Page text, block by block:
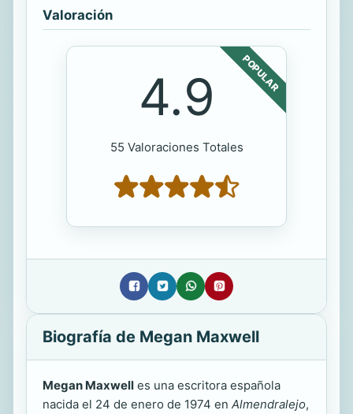
Valoración
POPULAR
4.9
55 Valoraciones Totales
Biografía de Megan Maxwell
Megan Maxwell es una escritora española
nacida el 24 de enero de 1974 en Almendralejo,